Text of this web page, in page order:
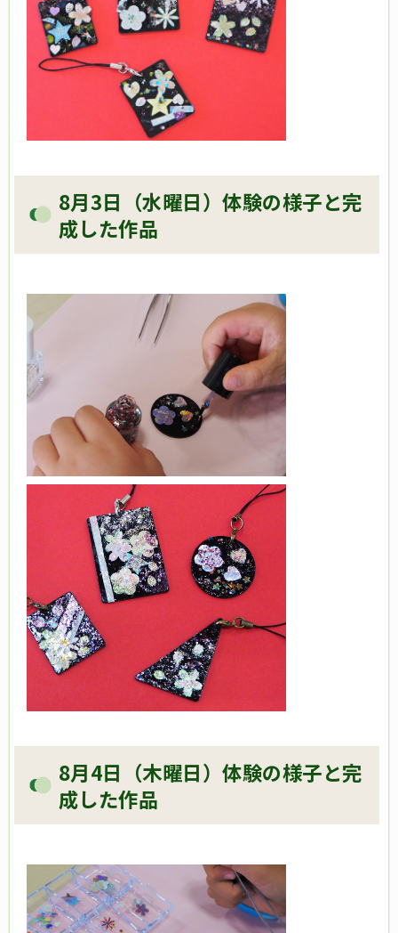
8月3日（水曜日）体験の様子と完
成した作品
8月4日（木曜日）体験の様子と完
成した作品